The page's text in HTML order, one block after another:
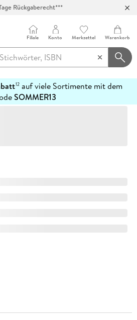
Rückgaberecht***
Filiale Konto Merkzettel Warenkorb
12auf viele Sortimente mit dem
SOMMER13